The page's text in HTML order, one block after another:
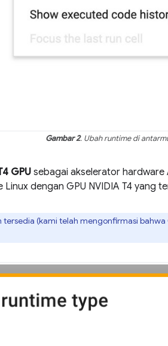
Gambar 2. Ubah runtime di
GPUsebagai akselerator
dengan GPU NVIDIA T4 yang
tersedia (kami telah mengonfirmasi